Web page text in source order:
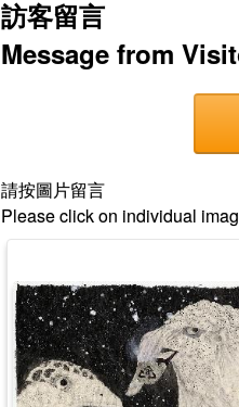
訪客留言
Message from
請按圖片留言
Please click on individual